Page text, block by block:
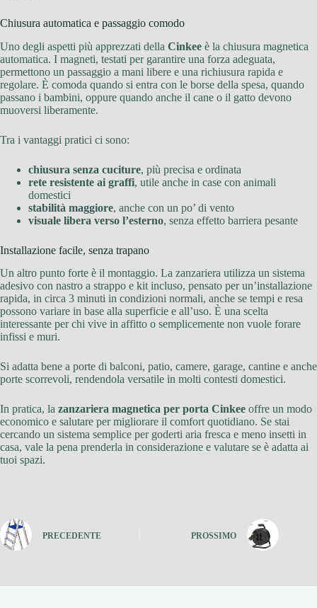
Chiusura automatica e passaggio comodo
Uno degli aspetti più apprezzati della Cinkee è la chiusura magnetica
automatica. I magneti, testati per garantire una forza adeguata,
permettono un passaggio a mani libere e una richiusura rapida e
regolare. È comoda quando si entra con le borse della spesa, quando
passano i bambini, oppure quando anche il cane o il gatto devono
muoversi liberamente.
Tra i vantaggi pratici ci sono:
chiusura senza cuciture, più precisa e ordinata
rete resistente ai graffi, utile anche in case con animali
domestici
stabilità maggiore, anche con un po’ di vento
visuale libera verso l’esterno, senza effetto barriera pesante
Installazione facile, senza trapano
Un altro punto forte è il montaggio. La zanzariera utilizza un sistema
adesivo con nastro a strappo e kit incluso, pensato per un’installazione
rapida, in circa 3 minuti in condizioni normali, anche se tempi e resa
possono variare in base alla superficie e all’uso. È una scelta
interessante per chi vive in affitto o semplicemente non vuole forare
infissi e muri.
Si adatta bene a porte di balconi, patio, camere, garage, cantine e anche
porte scorrevoli, rendendola versatile in molti contesti domestici.
In pratica, la zanzariera magnetica per porta Cinkee offre un modo
economico e salutare per migliorare il comfort quotidiano. Se stai
cercando un sistema semplice per goderti aria fresca e meno insetti in
casa, vale la pena prenderla in considerazione e valutare se è adatta ai
tuoi spazi.
PRECEDENTE PROSSIMO